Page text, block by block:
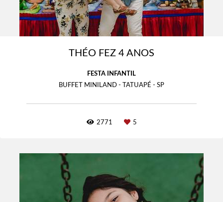
THÉO FEZ 4 ANOS
FESTA INFANTIL
BUFFET MINILAND - TATUAPÉ - SP
2771 5